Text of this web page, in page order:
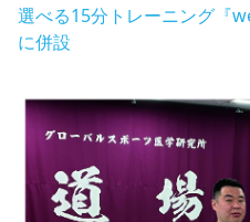
選べる15分トレーニング『
に併設